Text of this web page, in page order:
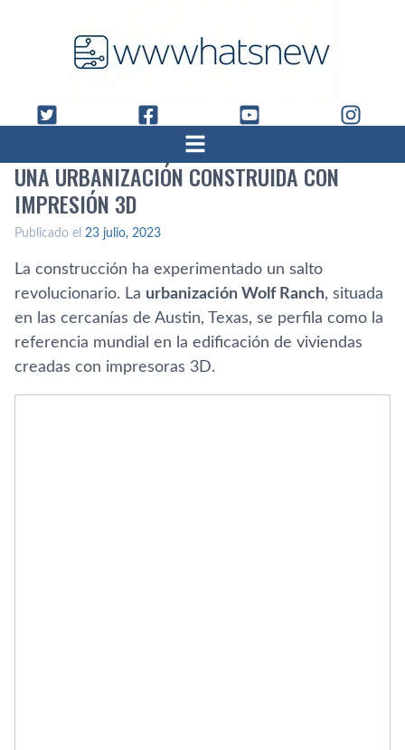
UNA URBANIZACIÓN CONSTRUIDA CON
IMPRESIÓN 3D
Publicado el 23 julio, 2023
La construcción ha experimentado un salto
revolucionario. La urbanización Wolf Ranch, situada
en las cercanías de Austin, Texas, se perfila como la
referencia mundial en la edificación de viviendas
creadas con impresoras 3D.